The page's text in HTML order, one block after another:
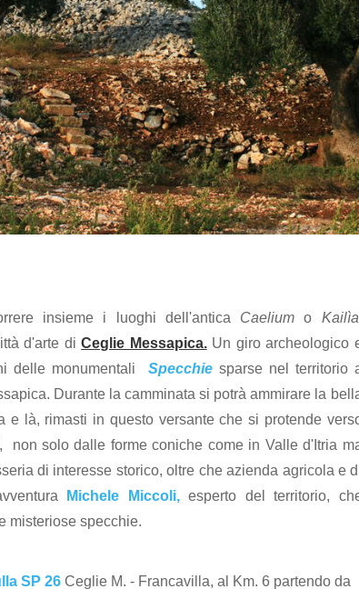
insieme i luoghi dell'antica Caelium o Kailìa
d'arte diCeglie Messapica.Un giro archeologico
delle monumentali Specchiesparse nel territorio
Durante la camminata si potrà ammirare la
là, rimasti in questo versante che si protende
non solo dalle forme coniche come in Valle d'Itria
di interesse storico, oltre che azienda agricola e
Michele Miccoli,esperto del territorio,
misteriose specchie.
SP 26 Ceglie M. - Francavilla, al Km. 6 partendo da